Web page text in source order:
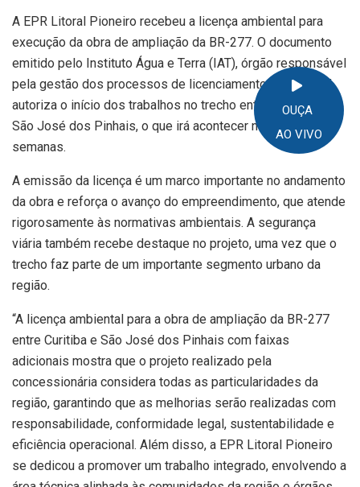
OUÇA
AO VIVO
A EPR Litoral Pioneiro recebeu a licença ambiental para
execução da obra de ampliação da BR-277. O documento
emitido pelo Instituto Água e Terra (IAT), órgão responsável
pela gestão dos processos de licenciamentos no Paraná,
autoriza o início dos trabalhos no trecho entre Curitiba e
São José dos Pinhais, o que irá acontecer nas próximas
semanas.
A emissão da licença é um marco importante no andamento
da obra e reforça o avanço do empreendimento, que atende
rigorosamente às normativas ambientais. A segurança
viária também recebe destaque no projeto, uma vez que o
trecho faz parte de um importante segmento urbano da
região.
“A licença ambiental para a obra de ampliação da BR-277
entre Curitiba e São José dos Pinhais com faixas
adicionais mostra que o projeto realizado pela
concessionária considera todas as particularidades da
região, garantindo que as melhorias serão realizadas com
responsabilidade, conformidade legal, sustentabilidade e
eficiência operacional. Além disso, a EPR Litoral Pioneiro
se dedicou a promover um trabalho integrado, envolvendo a